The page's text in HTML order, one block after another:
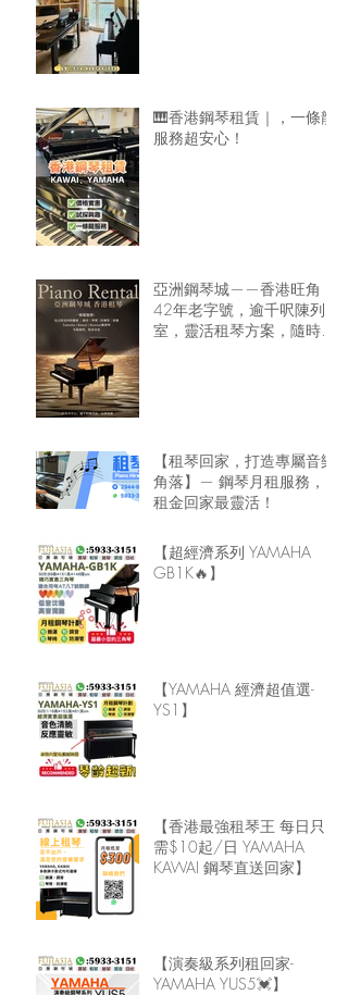
🎹香港鋼琴租賃｜，一條龍
服務超安心！
亞洲鋼琴城——香港旺角
42年老字號，逾千呎陳列
室，靈活租琴方案，隨時可
【租琴回家，打造專屬音樂
角落】— 鋼琴月租服務，
租金回家最靈活！
【超經濟系列 YAMAHA
GB1K🔥】
【YAMAHA 經濟超值選-
YS1】
【香港最強租琴王 每日只
需$10起/日 YAMAHA
KAWAI 鋼琴直送回家】
【演奏級系列租回家-
YAMAHA YUS5💓】